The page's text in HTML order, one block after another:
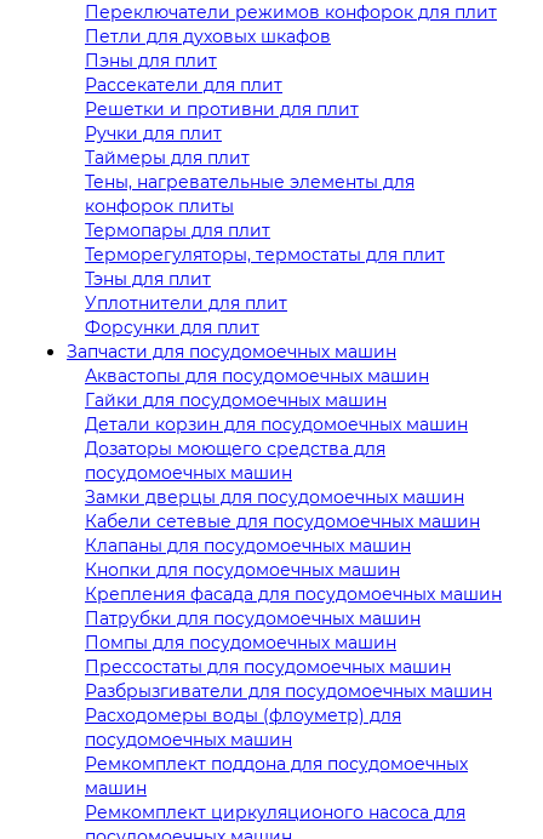
Переключатели режимов конфорок для плит
Петли для духовых шкафов
Пэны для плит
Рассекатели для плит
Решетки и противни для плит
Ручки для плит
Таймеры для плит
Тены, нагревательные элементы для
конфорок плиты
Термопары для плит
Терморегуляторы, термостаты для плит
Тэны для плит
Уплотнители для плит
Форсунки для плит
Запчасти для посудомоечных машин
Аквастопы для посудомоечных машин
Гайки для посудомоечных машин
Детали корзин для посудомоечных машин
Дозаторы моющего средства для
посудомоечных машин
Замки дверцы для посудомоечных машин
Кабели сетевые для посудомоечных машин
Клапаны для посудомоечных машин
Кнопки для посудомоечных машин
Крепления фасада для посудомоечных машин
Патрубки для посудомоечных машин
Помпы для посудомоечных машин
Прессостаты для посудомоечных машин
Разбрызгиватели для посудомоечных машин
Расходомеры воды (флоуметр) для
посудомоечных машин
Ремкомплект поддона для посудомоечных
машин
Ремкомплект циркуляционого насоса для